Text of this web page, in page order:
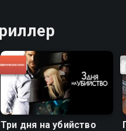
Три дня на убийство